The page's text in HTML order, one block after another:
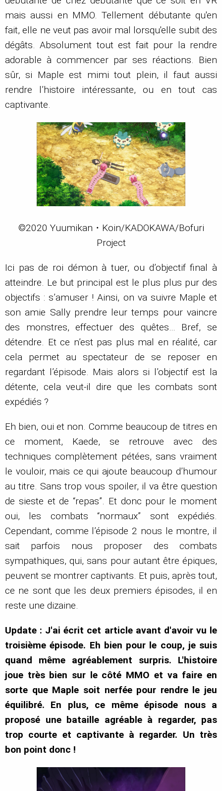
mais aussi en MMO. Tellement débutante qu'en
fait, elle ne veut pas avoir mal lorsqu'elle subit des
dégâts. Absolument tout est fait pour la rendre
adorable à commencer par ses réactions. Bien
sûr, si Maple est mimi tout plein, il faut aussi
rendre l’histoire intéressante, ou en tout cas
captivante.
©2020 Yuumikan・Koin/KADOKAWA/Bofuri
Project
Ici pas de roi démon à tuer, ou d’objectif final à
atteindre. Le but principal est le plus plus pur des
objectifs : s’amuser ! Ainsi, on va suivre Maple et
son amie Sally prendre leur temps pour vaincre
des monstres, effectuer des quêtes… Bref, se
détendre. Et ce n’est pas plus mal en réalité, car
cela permet au spectateur de se reposer en
regardant l’épisode. Mais alors si l’objectif est la
détente, cela veut-il dire que les combats sont
expédiés ?
Eh bien, oui et non. Comme beaucoup de titres en
ce moment, Kaede, se retrouve avec des
techniques complètement pétées, sans vraiment
le vouloir, mais ce qui ajoute beaucoup d’humour
au titre. Sans trop vous spoiler, il va être question
de sieste et de “repas”. Et donc pour le moment
oui, les combats “normaux” sont expédiés.
Cependant, comme l’épisode 2 nous le montre, il
sait parfois nous proposer des combats
sympathiques, qui, sans pour autant être épiques,
peuvent se montrer captivants. Et puis, après tout,
ce ne sont que les deux premiers épisodes, il en
reste une dizaine.
Update : J'ai écrit cet article avant d'avoir vu le
troisième épisode. Eh bien pour le coup, je suis
quand même agréablement surpris. L'histoire
joue très bien sur le côté MMO et va faire en
sorte que Maple soit nerfée pour rendre le jeu
équilibré. En plus, ce même épisode nous a
proposé une bataille agréable à regarder, pas
trop courte et captivante à regarder. Un très
bon point donc !